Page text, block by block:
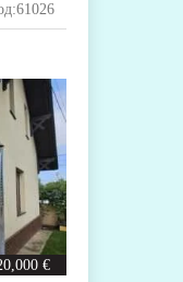
61026
€